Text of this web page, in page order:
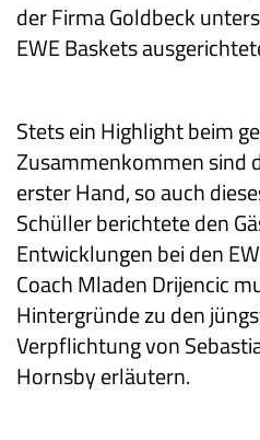
der Firma Goldbeck
EWE Baskets
Stets ein Highlight beim
Zusammenkommen sind
erster Hand, so auch
Schüller berichtete den
Entwicklungen bei den
Coach Mladen Drijencic
Hintergründe zu den
Verpflichtung von
Hornsby erläutern.